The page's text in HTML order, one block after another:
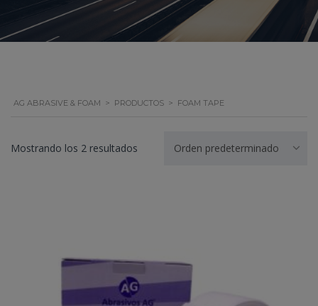
AG ABRASIVE & FOAM > PRODUCTOS > FOAM TAPE
Mostrando los 2 resultados Orden predeterminado